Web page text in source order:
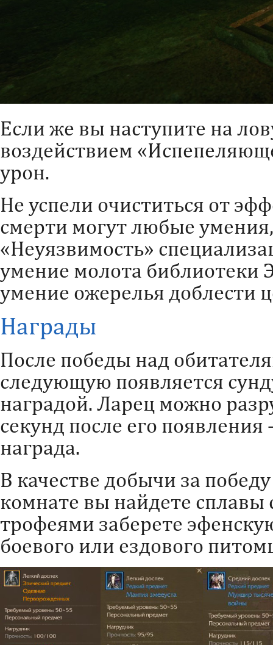
Если же вы наступите на
воздействием
урон.
Не успели очиститься от
смерти могут любые
«Неуязвимость»
умение молота библиотеки
умение ожерелья доблести
Награды
После победы над
следующую появляется
наградой. Ларец можно
секунд после его
награда.
В качестве добычи за
комнате вы найдете сплавы
трофеями заберете
боевого или ездового